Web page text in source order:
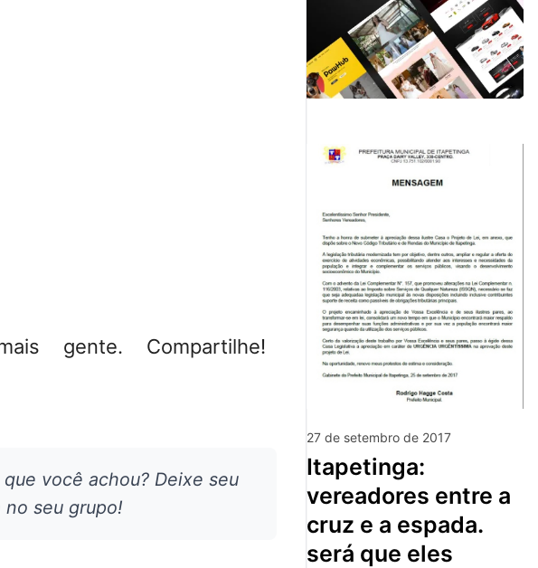
gente. Compartilhe!
você achou? Deixe seu
seu grupo!
27 de setembro de 2017
itapetinga:
vereadores entre a
cruz e a espada.
será que eles